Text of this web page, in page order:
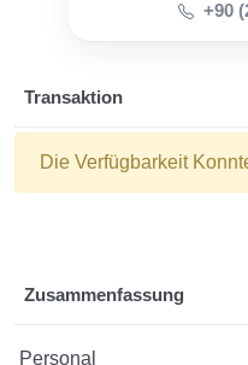
+90
Transaktion
Die Verfügbarkeit
Zusammenfassung
Personal